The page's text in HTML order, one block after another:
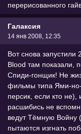
перерисованного
Гaлаксия
14 янв 2008, 12:35
Вот снова запустили
Blood там показали,
Спиди-гонщик! Не
фильмы типа Ями-
персик, если кто
расшибись не
ведут Тёмную Войну
пытаются изгнать